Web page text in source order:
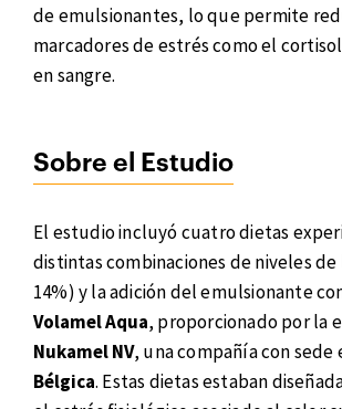
de emulsionantes, lo que permite
marcadores de estrés como el
en sangre.
Sobre el Estudio
El estudio incluyó cuatro dietas
distintas combinaciones de niveles
14%) y la adición del emulsionante
Volamel Aqua, proporcionado por la
Nukamel NV, una compañía con sede
Bélgica. Estas dietas estaban